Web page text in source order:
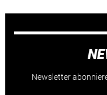
Newsletter